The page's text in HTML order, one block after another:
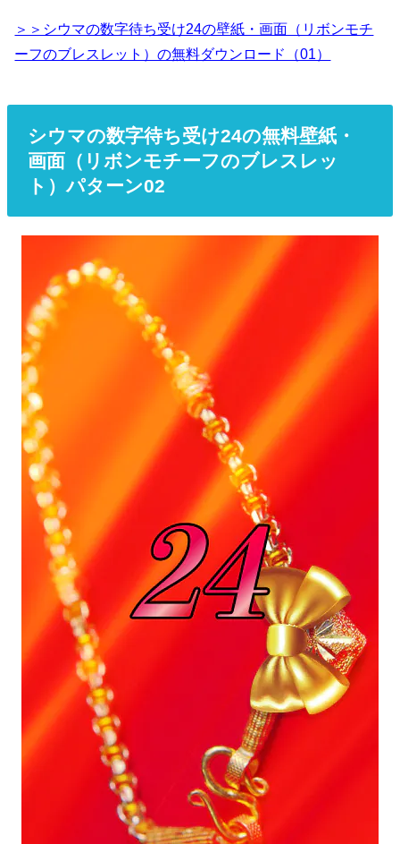
＞＞シウマの数字待ち受け24の壁紙・画面（リボンモチ
ーフのブレスレット）の無料ダウンロード（01）
シウマの数字待ち受け24の無料壁紙・
画面（リボンモチーフのブレスレッ
ト）パターン02